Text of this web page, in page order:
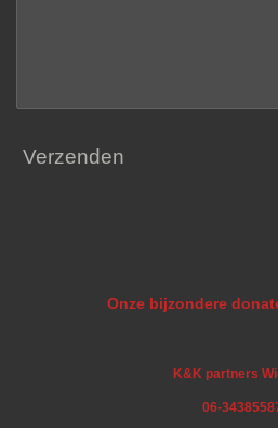
Verzenden
Onze bijzondere
K&K partners
06-